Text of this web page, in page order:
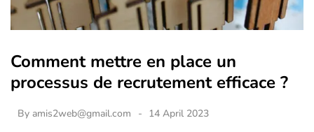
Comment mettre en place un
processus de recrutement efficace ?
By amis2web@gmail.com 14 April 2023